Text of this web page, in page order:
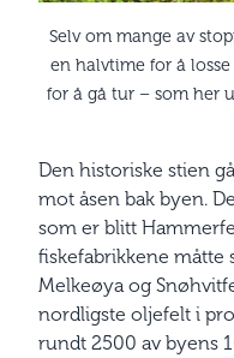
Selv om mange av
en halvtime for å
for å gå tur – som her
Den historiske stien
mot åsen bak byen.
som er blitt
fiskefabrikkene måtte
Melkeøya og
nordligste oljefelt i
rundt 2500 av byens